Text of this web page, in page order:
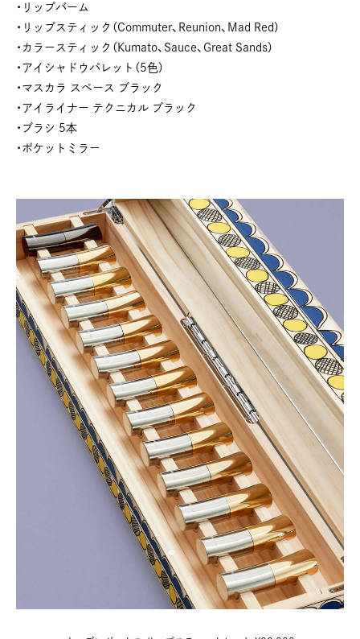
・リップバーム
・リップスティック（Commuter、Reunion、Mad Red）
・カラースティック（Kumato、Sauce、Great Sands）
・アイシャドウパレット（5色）
・マスカラ スペース ブラック
・アイライナー テクニカル ブラック
・ブラシ 5本
・ポケットミラー